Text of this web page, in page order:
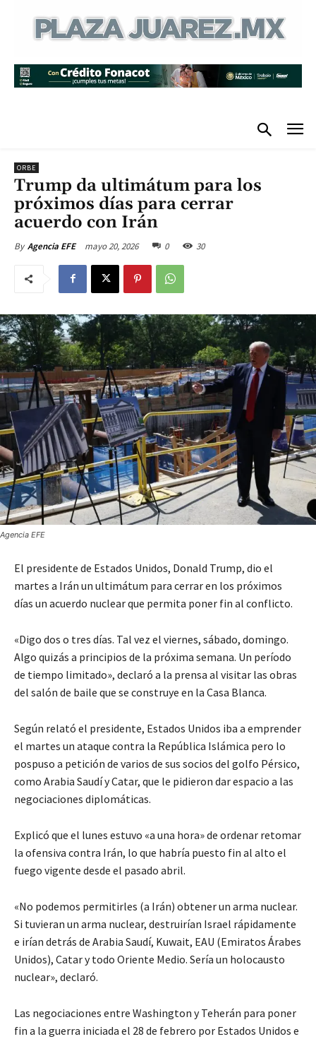
ORBE
Trump da ultimátum para los
próximos días para cerrar
acuerdo con Irán
By Agencia EFE mayo 20, 2026 0 30
Agencia EFE
El presidente de Estados Unidos, Donald Trump, dio el
martes a Irán un ultimátum para cerrar en los próximos
días un acuerdo nuclear que permita poner fin al conflicto.
«Digo dos o tres días. Tal vez el viernes, sábado, domingo.
Algo quizás a principios de la próxima semana. Un período
de tiempo limitado», declaró a la prensa al visitar las obras
del salón de baile que se construye en la Casa Blanca.
Según relató el presidente, Estados Unidos iba a emprender
el martes un ataque contra la República Islámica pero lo
pospuso a petición de varios de sus socios del golfo Pérsico,
como Arabia Saudí y Catar, que le pidieron dar espacio a las
negociaciones diplomáticas.
Explicó que el lunes estuvo «a una hora» de ordenar retomar
la ofensiva contra Irán, lo que habría puesto fin al alto el
fuego vigente desde el pasado abril.
«No podemos permitirles (a Irán) obtener un arma nuclear.
Si tuvieran un arma nuclear, destruirían Israel rápidamente
e irían detrás de Arabia Saudí, Kuwait, EAU (Emiratos Árabes
Unidos), Catar y todo Oriente Medio. Sería un holocausto
nuclear», declaró.
Las negociaciones entre Washington y Teherán para poner
fin a la guerra iniciada el 28 de febrero por Estados Unidos e